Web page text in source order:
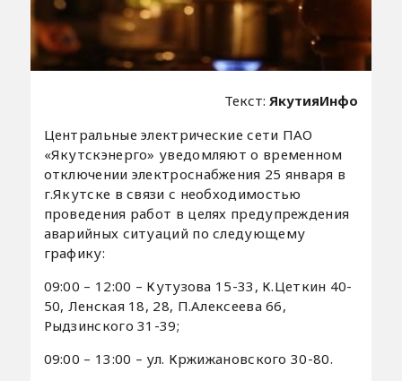
Текст: ЯкутияИнфо
Центральные электрические сети ПАО
«Якутскэнерго» уведомляют о временном
отключении электроснабжения 25 января в
г.Якутске в связи с необходимостью
проведения работ в целях предупреждения
аварийных ситуаций по следующему
графику:
09:00 – 12:00 – Кутузова 15-33, К.Цеткин 40-
50, Ленская 18, 28, П.Алексеева 66,
Рыдзинского 31-39;
09:00 – 13:00 – ул. Кржижановского 30-80.